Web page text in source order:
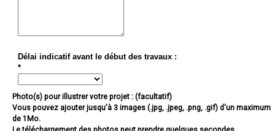
Délai indicatif avant le début des travaux :
*
Photo(s) pour illustrer votre projet : (facultatif)
Vous pouvez ajouter jusqu'à 3 images (.jpg, .jpeg, .png, .gif) d'un maximum
de 1Mo.